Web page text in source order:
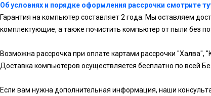
Об условиях и порядке оформления рассрочки смотрите
Гарантия на компьютер составляет 2 года. Мы оставляем
комплектующие, а также почистить компьютер от пыли без
Возможна рассрочка при оплате картами рассрочки "Халва",
Доставка компьютеров осуществляется бесплатно по всей
Если вам нужна дополнительная информация, наши